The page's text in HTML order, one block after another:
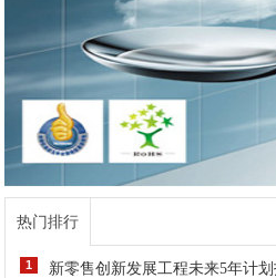
热门排行
1 新零售创新发展工程未来5年计